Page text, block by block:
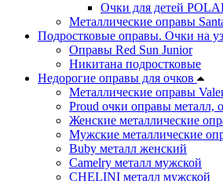
Очки для детей
Металлические оправы
Подростковые оправы. Очки на
Оправы Red Sun Junior
Никитана подростковые
Недорогие оправы для очков
Металлические оправы
Proud очки оправы металл,
Женские металлические
Мужские металлические
Buby металл женский
Camelry металл мужской
CHELINI металл мужской